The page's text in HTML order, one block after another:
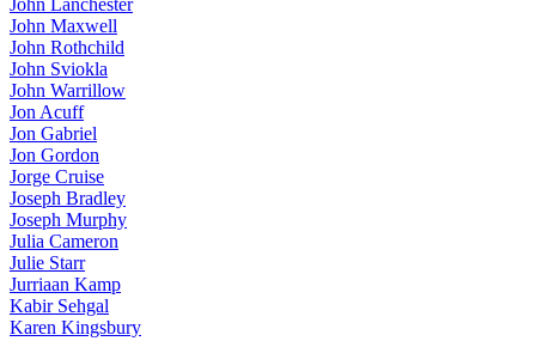
John Lanchester
John Maxwell
John Rothchild
John Sviokla
John Warrillow
Jon Acuff
Jon Gabriel
Jon Gordon
Jorge Cruise
Joseph Bradley
Joseph Murphy
Julia Cameron
Julie Starr
Jurriaan Kamp
Kabir Sehgal
Karen Kingsbury